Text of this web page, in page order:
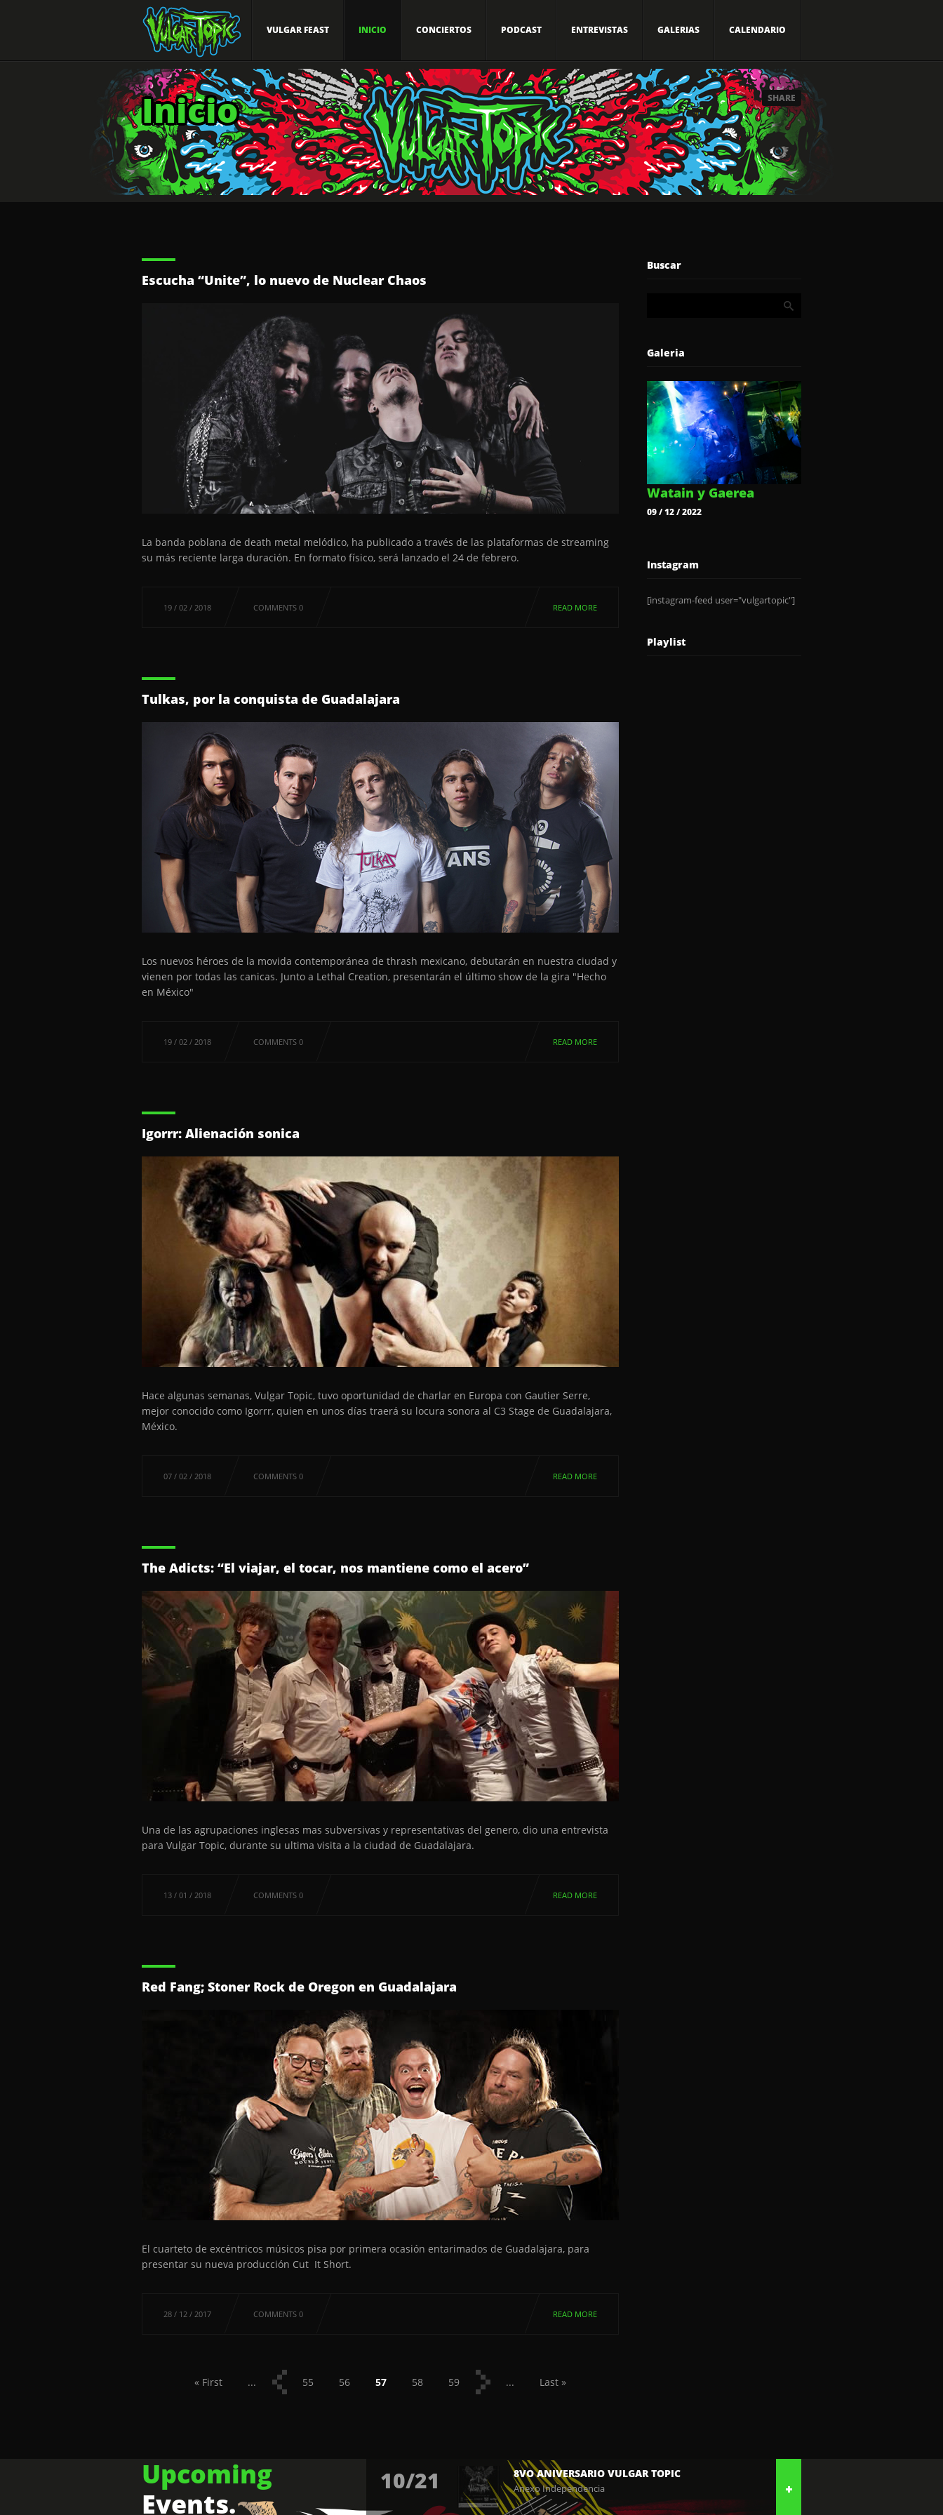
VULGAR FEAST INICIO CONCIERTOS PODCAST ENTREVISTAS GALERIAS CALENDARIO
Inicio SHARE
Escucha “Unite”, lo nuevo de Nuclear Chaos
La banda poblana de death metal melódico, ha publicado a través de las plataformas de streaming
su más reciente larga duración. En formato físico, será lanzado el 24 de febrero.
19 / 02 / 2018 COMMENTS 0 READ MORE
Tulkas, por la conquista de Guadalajara
Los nuevos héroes de la movida contemporánea de thrash mexicano, debutarán en nuestra ciudad y
vienen por todas las canicas. Junto a Lethal Creation, presentarán el último show de la gira "Hecho
en México"
19 / 02 / 2018 COMMENTS 0 READ MORE
Igorrr: Alienación sonica
Hace algunas semanas, Vulgar Topic, tuvo oportunidad de charlar en Europa con Gautier Serre,
mejor conocido como Igorrr, quien en unos días traerá su locura sonora al C3 Stage de Guadalajara,
México.
07 / 02 / 2018 COMMENTS 0 READ MORE
The Adicts: “El viajar, el tocar, nos mantiene como el acero”
Una de las agrupaciones inglesas mas subversivas y representativas del genero, dio una entrevista
para Vulgar Topic, durante su ultima visita a la ciudad de Guadalajara.
13 / 01 / 2018 COMMENTS 0 READ MORE
Red Fang; Stoner Rock de Oregon en Guadalajara
El cuarteto de excéntricos músicos pisa por primera ocasión entarimados de Guadalajara, para
presentar su nueva producción Cut It Short.
28 / 12 / 2017 COMMENTS 0 READ MORE
« First ... 55 56 57 58 59 ... Last »
Buscar
Galeria
Watain y Gaerea
09 / 12 / 2022
Instagram
[instagram-feed user="vulgartopic"]
Playlist
Upcoming
Events.
10/21 8VO ANIVERSARIO VULGAR TOPIC
Anexo Independencia